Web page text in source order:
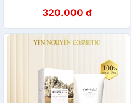
320.000 đ